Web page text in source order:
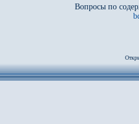
Вопросы по